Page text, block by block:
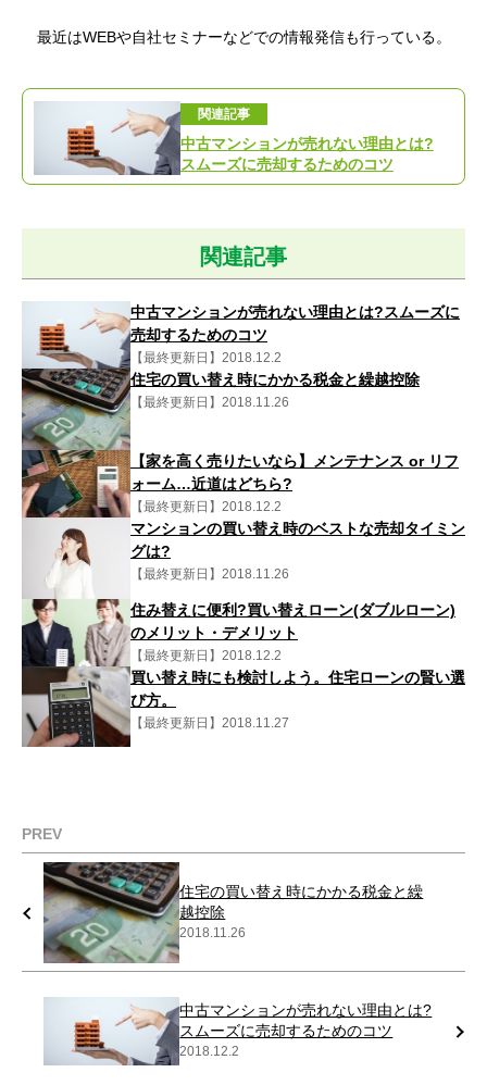
最近はWEBや自社セミナーなどでの情報発信も行っている。
関連記事
中古マンションが売れない理由とは?
スムーズに売却するためのコツ
関連記事
中古マンションが売れない理由とは?スムーズに
売却するためのコツ
【最終更新日】2018.12.2
住宅の買い替え時にかかる税金と繰越控除
【最終更新日】2018.11.26
【家を高く売りたいなら】メンテナンス or リフ
ォーム…近道はどちら?
【最終更新日】2018.12.2
マンションの買い替え時のベストな売却タイミン
グは?
【最終更新日】2018.11.26
住み替えに便利?買い替えローン(ダブルローン)
のメリット・デメリット
【最終更新日】2018.12.2
買い替え時にも検討しよう。住宅ローンの賢い選
び方。
【最終更新日】2018.11.27
PREV
住宅の買い替え時にかかる税金と繰
越控除
2018.11.26
中古マンションが売れない理由とは?
スムーズに売却するためのコツ
2018.12.2